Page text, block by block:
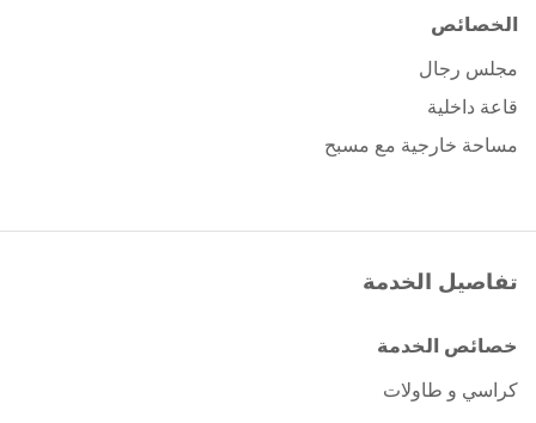
الخصائص
مجلس رجال
قاعة داخلية
مساحة خارجية مع مسبح
تفاصيل الخدمة
خصائص الخدمة
كراسي و طاولات